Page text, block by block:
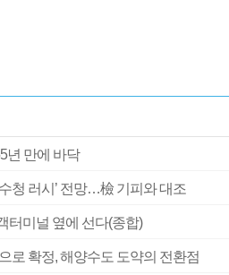
년 만에 바닥
청 러시’ 전망…檢 기피와 대조
터미널 옆에 선다(종합)
로 확정, 해양수도 도약의 전환점